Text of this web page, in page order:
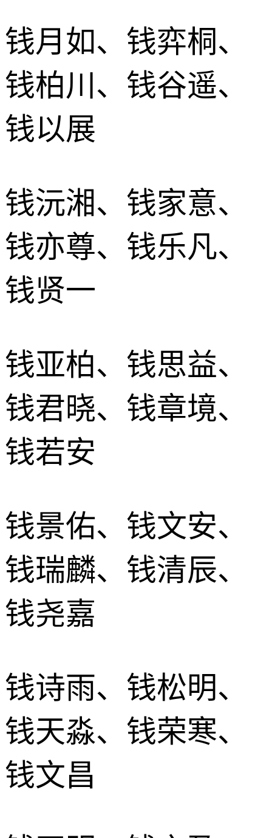
钱月如、钱弈桐、
钱柏川、钱谷遥、
钱以展
钱沅湘、钱家意、
钱亦尊、钱乐凡、
钱贤一
钱亚柏、钱思益、
钱君晓、钱章境、
钱若安
钱景佑、钱文安、
钱瑞麟、钱清辰、
钱尧嘉
钱诗雨、钱松明、
钱天淼、钱荣寒、
钱文昌